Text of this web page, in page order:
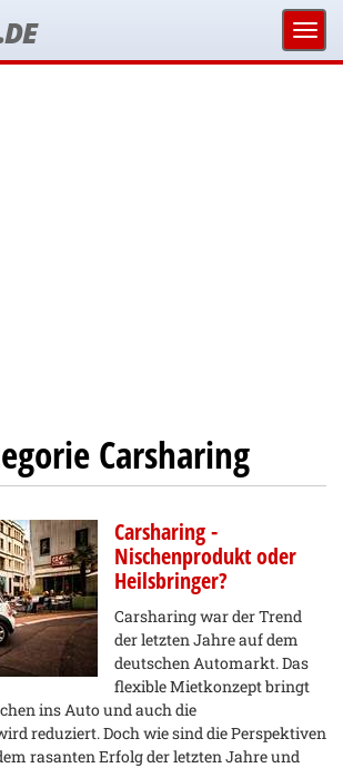
DE
Carsharing
Carsharing -
Nischenprodukt oder
Heilsbringer?
Carsharing war der Trend
der letzten Jahre auf dem
deutschen Automarkt. Das
flexible Mietkonzept bringt
ins Auto und auch die
reduziert. Doch wie sind die Perspektiven
rasanten Erfolg der letzten Jahre und